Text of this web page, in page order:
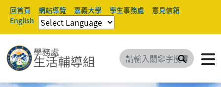
回首頁 網站導覽 嘉義大學 學生事務處
意見信箱
English
搜尋